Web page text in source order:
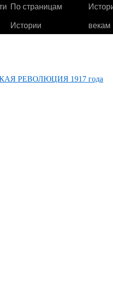
По страницам
Истории
векам
РЕВОЛЮЦИЯ 1917 года